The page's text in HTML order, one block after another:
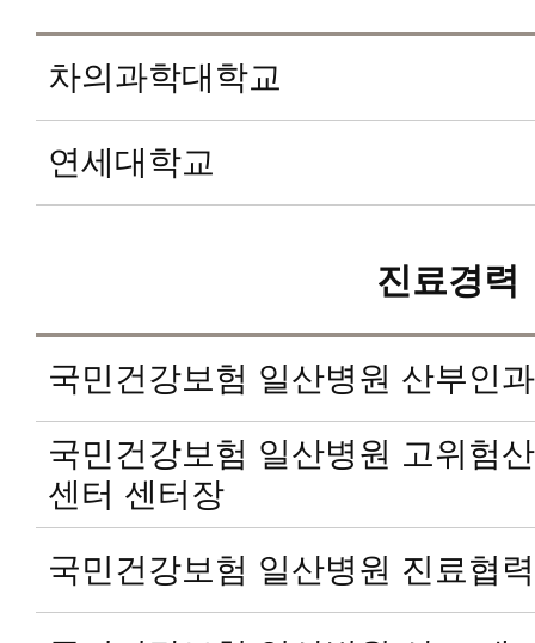
차의과학대학교
연세대학교
진료경력
국민건강보험 일산병원 산부인
국민건강보험 일산병원 고위험
센터 센터장
국민건강보험 일산병원 진료협